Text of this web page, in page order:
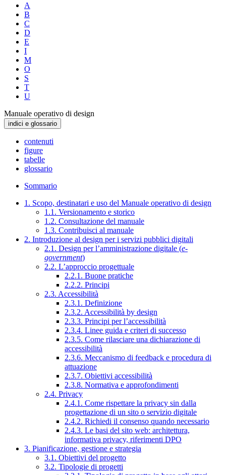
A
B
C
D
E
I
M
O
S
T
U
Manuale operativo di design
indici e glossario
contenuti
figure
tabelle
glossario
Sommario
1. Scopo, destinatari e uso del Manuale operativo di design
1.1. Versionamento e storico
1.2. Consultazione del manuale
1.3. Contribuisci al manuale
2. Introduzione al design per i servizi pubblici digitali
2.1. Design per l’amministrazione digitale (e-
government)
2.2. L’approccio progettuale
2.2.1. Buone pratiche
2.2.2. Principi
2.3. Accessibilità
2.3.1. Definizione
2.3.2. Accessibilità by design
2.3.3. Principi per l’accessibilità
2.3.4. Linee guida e criteri di successo
2.3.5. Come rilasciare una dichiarazione di
accessibilità
2.3.6. Meccanismo di feedback e procedura di
attuazione
2.3.7. Obiettivi accessibilità
2.3.8. Normativa e approfondimenti
2.4. Privacy
2.4.1. Come rispettare la privacy sin dalla
progettazione di un sito o servizio digitale
2.4.2. Richiedi il consenso quando necessario
2.4.3. Le basi del sito web: architettura,
informativa privacy, riferimenti DPO
3. Pianificazione, gestione e strategia
3.1. Obiettivi del progetto
3.2. Tipologie di progetti